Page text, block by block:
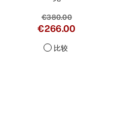
€380.00
€266.00
比较